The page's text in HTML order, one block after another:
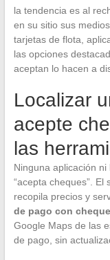
la tendencia es al
en su sitio sus
tarjetas de flota,
las opciones
aceptan lo hacen a
Localizar
acepte
las
Ninguna aplicación
“acepta cheques”.
recopila precios y
de pago con
Google Maps de las
de pago, sin